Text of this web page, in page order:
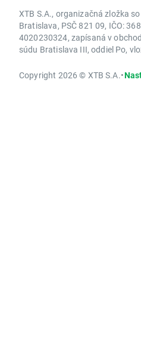
XTB S.A., organizačná zložka
Bratislava, PSČ 821 09, IČO:
4020230324, zapísaná v
súdu Bratislava III, oddiel Po,
Copyright 2026 © XTB S.A.•